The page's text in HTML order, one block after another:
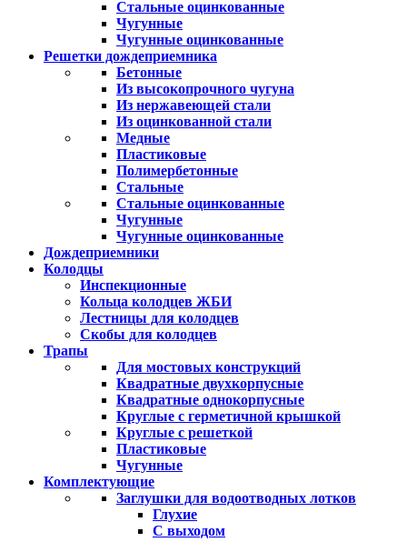
Стальные оцинкованные
Чугунные
Чугунные оцинкованные
Решетки дождеприемника
Бетонные
Из высокопрочного чугуна
Из нержавеющей стали
Из оцинкованной стали
Медные
Пластиковые
Полимербетонные
Стальные
Стальные оцинкованные
Чугунные
Чугунные оцинкованные
Дождеприемники
Колодцы
Инспекционные
Кольца колодцев ЖБИ
Лестницы для колодцев
Скобы для колодцев
Трапы
Для мостовых конструкций
Квадратные двухкорпусные
Квадратные однокорпусные
Круглые с герметичной крышкой
Круглые с решеткой
Пластиковые
Чугунные
Комплектующие
Заглушки для водоотводных лотков
Глухие
С выходом